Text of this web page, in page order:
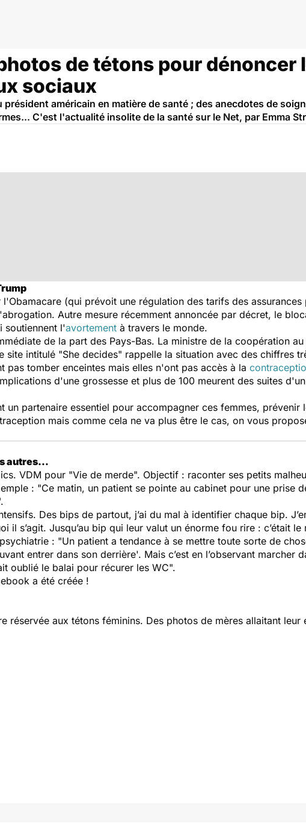
de tétons pour dénoncer
sociaux
président américain en matière de santé ; des anecdotes de
C'est l'actualité insolite de la santé sur le Net, par Emma
(qui prévoit une régulation des tarifs des assurances
Autre mesure récemment annoncée par décret, le
soutiennent l'avortement à travers le monde.
de la part des Pays-Bas. La ministre de la coopération
site intitulé "She decides" rappelle la situation avec des chiffres
pas tomber enceintes mais elles n'ont pas accès à la
d'une grossesse et plus de 100 meurent des suites
un partenaire essentiel pour accompagner ces femmes, prévenir
mais comme cela ne va plus être le cas, on vous
autres…
VDM pour "Vie de merde". Objectif : raconter ses petits
: "Ce matin, un patient se pointe au cabinet pour une prise
Des bips de partout, j’ai du mal à identifier chaque bip.
il s’agit. Jusqu’au bip qui leur valut un énorme fou rire : c’était le
: "Un patient a tendance à se mettre toute sorte de
entrer dans son derrière'. Mais c’est en l’observant marcher
oublié le balai pour récurer les WC".
a été créée !
réservée aux tétons féminins. Des photos de mères allaitant leur